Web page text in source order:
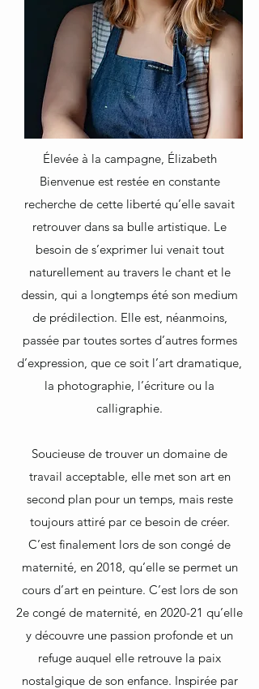
Élevée à la campagne, Élizabeth
Bienvenue est restée en constante
recherche de cette liberté qu’elle savait
retrouver dans sa bulle artistique. Le
besoin de s’exprimer lui venait tout
naturellement au travers le chant et le
dessin, qui a longtemps été son medium
de prédilection.​ Elle est, néanmoins,
passée par toutes sortes d’autres formes
d’expression, que ce soit l’art dramatique,
la photographie, l’écriture ou la
calligraphie.
Soucieuse de trouver un domaine de
travail acceptable, elle met son art en
second plan pour un temps, mais reste
toujours attiré par ce besoin de créer.
C’est finalement lors de son congé de
maternité, en 2018, qu’elle se permet un
cours d’art en peinture. C’est lors de son
2e congé de maternité, en 2020-21 qu’elle
y découvre une passion profonde et un
refuge auquel elle retrouve la paix
nostalgique de son enfance. Inspirée par